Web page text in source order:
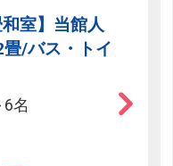
室】当館人
/バス・トイ
6名